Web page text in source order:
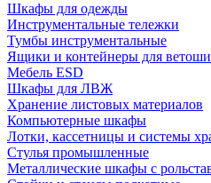
Шкафы для одежды
Инструментальные тележки
Тумбы инструментальные
Ящики и контейнеры для ветоши
Мебель ESD
Шкафы для ЛВЖ
Хранение листовых материалов
Компьютерные шкафы
Лотки, кассетницы и системы
Стулья промышленные
Металлические шкафы с